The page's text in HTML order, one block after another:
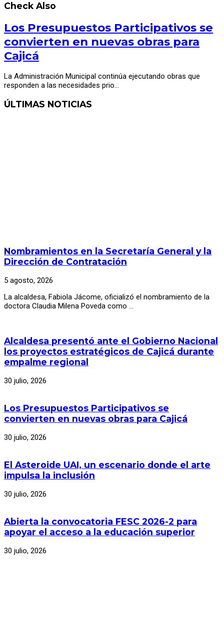
Check Also
Los Presupuestos Participativos se
convierten en nuevas obras para
Cajicá
La Administración Municipal continúa ejecutando obras que
responden a las necesidades prio…
ÚLTIMAS NOTICIAS
Nombramientos en la Secretaría General y la
Dirección de Contratación
5 agosto, 2026
La alcaldesa, Fabiola Jácome, oficializó el nombramiento de la
doctora Claudia Milena Poveda como …
Alcaldesa presentó ante el Gobierno Nacional
los proyectos estratégicos de Cajicá durante
empalme regional
30 julio, 2026
Los Presupuestos Participativos se
convierten en nuevas obras para Cajicá
30 julio, 2026
El Asteroide UAI, un escenario donde el arte
impulsa la inclusión
30 julio, 2026
Abierta la convocatoria FESC 2026-2 para
apoyar el acceso a la educación superior
30 julio, 2026